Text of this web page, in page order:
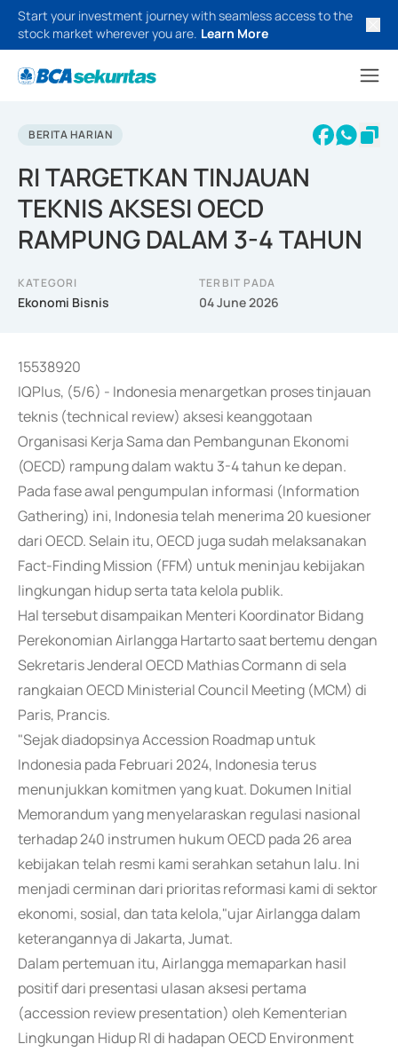
Start your investment journey with seamless access to the
stock market wherever you are. Learn More
BERITA HARIAN
RI TARGETKAN TINJAUAN
TEKNIS AKSESI OECD
RAMPUNG DALAM 3-4 TAHUN
KATEGORI
Ekonomi Bisnis
TERBIT PADA
04 June 2026
15538920
IQPlus, (5/6) - Indonesia menargetkan proses tinjauan
teknis (technical review) aksesi keanggotaan
Organisasi Kerja Sama dan Pembangunan Ekonomi
(OECD) rampung dalam waktu 3-4 tahun ke depan.
Pada fase awal pengumpulan informasi (Information
Gathering) ini, Indonesia telah menerima 20 kuesioner
dari OECD. Selain itu, OECD juga sudah melaksanakan
Fact-Finding Mission (FFM) untuk meninjau kebijakan
lingkungan hidup serta tata kelola publik.
Hal tersebut disampaikan Menteri Koordinator Bidang
Perekonomian Airlangga Hartarto saat bertemu dengan
Sekretaris Jenderal OECD Mathias Cormann di sela
rangkaian OECD Ministerial Council Meeting (MCM) di
Paris, Prancis.
"Sejak diadopsinya Accession Roadmap untuk
Indonesia pada Februari 2024, Indonesia terus
menunjukkan komitmen yang kuat. Dokumen Initial
Memorandum yang menyelaraskan regulasi nasional
terhadap 240 instrumen hukum OECD pada 26 area
kebijakan telah resmi kami serahkan setahun lalu. Ini
menjadi cerminan dari prioritas reformasi kami di sektor
ekonomi, sosial, dan tata kelola,"ujar Airlangga dalam
keterangannya di Jakarta, Jumat.
Dalam pertemuan itu, Airlangga memaparkan hasil
positif dari presentasi ulasan aksesi pertama
(accession review presentation) oleh Kementerian
Lingkungan Hidup RI di hadapan OECD Environment